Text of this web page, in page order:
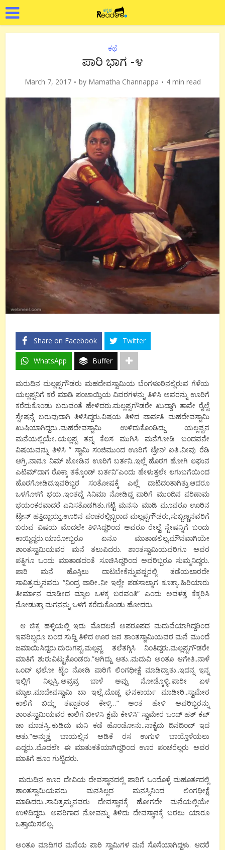
ಕಥೆ
ಪಾರಿ ಭಾಗ -೪
March 7, 2017 by Mamatha Channappa 4 min read
Share on Facebook Twitter
WhatsApp Buffer
ಮರುದಿನ ಮಲ್ಲಪ್ಪಗೌಡರು ಮಹದೇವಸ್ವಾಮಿಯ ಬೆಂಗಳೂರಿನಲ್ಲಿರುವ ಗೆಳೆಯ
ಯಲ್ಲಪ್ಪನಿಗೆ ಕರೆ ಮಾಡಿ ಪಂಚಾಯ್ತಿಯ ವಿವರಗಳನ್ನು ತಿಳಿಸಿ ಅವರನ್ನು ಊರಿಗೆ
ಕರೆದುಕೊಂಡು ಬರುವಂತೆ ಹೇಳಿದರು.ಮಲ್ಲಪ್ಪಗೌಡರೇ ಖುದ್ದಾಗಿ ತಾವೇ ರೈಲ್ವೆ
ಸ್ಟೇಷನ್ಗೆ ಬರುವುದಾಗಿ ತಿಳಿಸಿದ್ದರು.ವಿಷಯ ತಿಳಿದ ಪಾರ್ವತಿ ಮಹದೇವಸ್ವಾಮಿ‌
ಖುಷಿಯಾಗಿದ್ದರು..ಮಹದೇವಸ್ವಾಮಿ ಉಳಿದುಕೊಂಡಿದ್ದು ಯಲ್ಲಪ್ಪನ
ಮನೆಯಲ್ಲಿಯೇ..ಯಲ್ಲಪ್ಪ ತನ್ನ ಕೆಲಸ ಮುಗಿಸಿ ಮನೆಗೋಡಿ ಬಂದವನೇ
ವಿಷಯವನ್ನು ತಿಳಿಸಿ ” ಸ್ವಾಮಿ ಸಂಜಿಮುಂದ ಊರಿಗೆ ಟ್ರೇನ್ ಐತಿ..ನೀವು ರೆಡಿ
ಆಗ್ರಿ.‌.ನಾನೂ ನಿಮ್ ಜೋಡಿನ ಊರಿಗೆ ಬರ್ತನಿ..ಇಲ್ಲೆ ಹೊರಗ ಹೋಗಿ ಲಘುನ
ಎಟಿಮ್’ದಾಗ ರೊಕ್ಕಾ ತಕ್ಕೊಂಡ್ ಬರ್ತನಿ”ಎಂದು ಹೇಳುತ್ತಲೇ ಲಗುಬಗೆಯಿಂದ
ಹೊರಗೋಡಿದ.ಇವರಿಬ್ಬರ ಸಂತೋಷಕ್ಕೆ ಎಲ್ಲೆ ದಾಟಿದಂತಾಗಿತ್ತು.ಆದರೂ
ಒಳಗೊಳಗೆ ಭಯ..ಇಂತದ್ದೆ ಸಿನಿಮಾ ನೋಡಿದ್ದ ಪಾರಿಗೆ ಮುಂದಿನ ಪರಿಣಾಮ
ಭಯಂಕರವಾದರೆ ಎನಿಸತೊಡಗಿತು.ಗಟ್ಟಿ ಮನಸು ಮಾಡಿ ಮೂವರೂ ಊರಿನ
ಟ್ರೇನ್ ಹತ್ತಿದ್ದಾಯ್ತು.ಊರಿನ ಪಂಚರಲ್ಲಿಬ್ಬರಾದ ಮಲ್ಲಪ್ಪಗೌಡರು,ಸುಬ್ಬಣ್ಣನವರಿಗೆ
ಬರುವ ವಿಷಯ ಮೊದಲೇ ತಿಳಿಸಿದ್ದರಿಂದ ಅವರೂ ರೇಲ್ವೆ ಸ್ಟೇಷನ್ನಿಗೆ ಬಂದು
ಕಾಯ್ದಿದ್ದರು.ಯಾರೋಬ್ಬರೂ ಏನೂ ಮಾತಾಡಲಿಲ್ಲ.ಮೌನವಾಗಿಯೇ
ಶಾಂತಸ್ವಾಮಿಯವರ ಮನೆ ತಲುಪಿದರು. ಶಾಂತಸ್ವಾಮಿಯವರಿಗೂ ಅವರ
ಪತ್ನಿಗೂ ಒಂದು ಮಾತಾಡದಂತೆ ಸೂಚಿಸಿದ್ದರಿಂದ ಅವರಿಬ್ಬರೂ ಸುಮ್ಮನಿದ್ದರು.
ಪಾರಿ ಮನೆ ಹೊಸ್ತಿಲು ದಾಟಬೇಕೆನ್ನುವಷ್ಟರಲ್ಲಿ ತಡೆಯಲಾರದೇ
ಸಾವಿತ್ರಮ್ಮನವರು “ನಿಂದ್ರ ಪಾರೀ..ನೀ ಇಲ್ಲೇ ಪಡಸಾಲ್ಯಾಗ ಕೂತ್ಕಾ..ಹಿರಿಯಾರು
ತೀರ್ಮಾನ ಮಾಡೀದ ಮ್ಯಾಲ ಒಳಕ್ಕ ಬರವಂತಿ” ಎಂದು ಅವಳತ್ತ ಕೆಕ್ಕರಿಸಿ
ನೋಡುತ್ತಾ ಮಗನನ್ನು ಒಳಗೆ ಕರೆದುಕೊಂಡು ಹೋದರು.
ಆ ಚಿಕ್ಕ ಹಳ್ಳಿಯಲ್ಲಿ ಇದು ಮೊದಲನೆ ಅಪರೂಪದ ಮದುವೆಯಾಗಿದ್ದರಿಂದ
ಇವರಿಬ್ಬರೂ ಬಂದ ಸುದ್ದಿ ತಿಳಿದ ಊರ ಜನ ಶಾಂತಸ್ವಾಮಿಯವರ ಮನೆ ಮುಂದೆ
ಜಮಾಯಿಸಿದ್ದರು.ದುರುಗಪ್ಪ,ಮಲ್ಲವ್ವ ತಲೆತಗ್ಗಿಸಿ ನಿಂತಿದ್ದರು.ಮಲ್ಲಪ್ಪಗೌಡರೇ
ಮಾತಿಗೆ ಶುರುವಿಟ್ಟುಕೊಂಡರು.”ಆಗಿದ್ದು ಆತು..ಮದುವಿ ಅಂತೂ ಆಗೇತಿ‌..ನಾಳೆ
ಒಂದ್ ಛಲೋ ಟೈಂ ನೋಡಿ ಪಾರಿಗೆ ಲಿಂಗಧೀಕ್ಷೆ ಮಾಡಿದ್ರಾತು..ಇದನ್ನ ಇನ್ನ
ಇಲ್ಲಿಗೆ ನಿಲ್ಲಸ್ರಿ..ಅವ್ರವ್ರ ಬಾಳೆ ಅವ್ರು ನೋಡ್ಕೊಳ್ಳಿ..ಪಾರೀ ಏಳ
ಮ್ಯಾಲ..ಮಾದೇವಸ್ವಾಮಿ ಬಾ ಇಲ್ಲೆ..ದೊಡ್ಡ ಘನಕಾರ್ಯ ಮಾಡೀರಿ..ಸ್ವಾಮೇರ
ಕಾಲಿಗೆ ಬಿದ್ದು ತಪ್ಪಾತಂತ ಕೇಳ್ರಿ…” ಅಂತ ಹೇಳಿ ಅವರಿಬ್ಬರನ್ನು
ಶಾಂತಸ್ವಾಮಿಯವರ ಕಾಲಿಗೆ ಬೀಳಿಸಿ ಕ್ಷಮೆ ಕೇಳಿಸಿ” ಸ್ವಾಮೇರ ಒಂದ್ ಹತ್ ಕಪ್
ಚಾ ಮಾಡಸ್ರಿ..ಕುಡಿದು ಮನಿ ಕಡೆ ಹೊಂಡೋನು..ನಾಕೈದು ದಿನದಿಂದ್ ಇದ
ಆತು.”ಅನ್ನುತ್ತ ಬಾಯಲ್ಲಿನ ಅಡಿಕೆ ರಸ ಉಗುಳಿ ಬಾಯ್ತೊಳೆಯಲು
ಎದ್ದರು..ಮೊದಲೇ ಈ ಮಾತುಕತೆಯಾಗಿದ್ದರಿಂದ ಊರ ಪಂಚರೆಲ್ಲರು ಅವರ
ಮಾತಿಗೆ ಹೂಂ ಗುಟ್ಟಿದರು.
ಮರುದಿನ ಊರ ದೇವಿಯ ದೇವಸ್ಥಾನದಲ್ಲಿ ಪಾರಿಗೆ ಒಂದೊಳ್ಳೆ ಮಹೂರ್ತದಲ್ಲಿ
ಶಾಂತಸ್ವಾಮಿಯವರು ಮನಸಿಲ್ಲದ ಮನಸ್ಸಿನಿಂದ ಲಿಂಗಧೀಕ್ಷೆ
ಮಾಡಿದರು..ಸಾವಿತ್ರಮ್ಮನವರು ದೇವಸ್ಥಾನಕ್ಕೆ ಹೋಗದೇ ಮನೆಯಲ್ಲಿಯೇ
ಉಳಿದಿದ್ದರು. ಅವರಿಗಾದ ನೋವನ್ನು ತಿಳಿದು ದೇವಸ್ಥಾನಕ್ಕೆ ಬರಲು ಯಾರೂ
ಒತ್ತಾಯಿಸಲಿಲ್ಲ..
ಅಂತೂ ಮಾದಿಗರ ಮನೆಯ ಪಾರಿ ಸ್ವಾಮಿಗಳ ಮನೆ ಸೊಸೆಯಾಗಿದ್ದಳು. ಆದರೆ